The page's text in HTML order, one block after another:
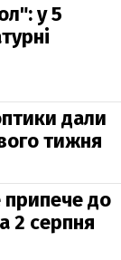
у 5
дали
тижня
до
2 серпня